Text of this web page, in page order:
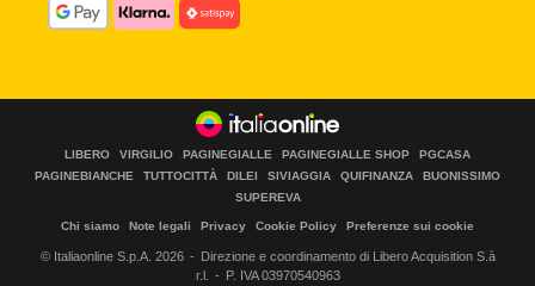
LIBERO VIRGILIO PAGINEGIALLE PAGINEGIALLE SHOP
PGCASA
PAGINEBIANCHE
TUTTOCITTÀ DILEI SIVIAGGIA QUIFINANZA
BUONISSIMO
SUPEREVA
Chi siamo Note legali Privacy Cookie Policy Preferenze sui cookie
© Italiaonline S.p.A. 2026
Direzione e coordinamento di Libero Acquisition S.à
r.l.
P. IVA 03970540963